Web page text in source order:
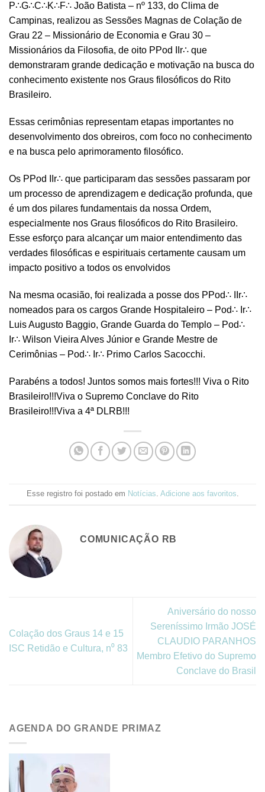
P∴G∴C∴K∴F∴ João Batista – nº 133, do Clima de
Campinas, realizou as Sessões Magnas de Colação de
Grau 22 – Missionário de Economia e Grau 30 –
Missionários da Filosofia, de oito PPod IIr∴ que
demonstraram grande dedicação e motivação na busca do
conhecimento existente nos Graus filosóficos do Rito
Brasileiro.
Essas cerimônias representam etapas importantes no
desenvolvimento dos obreiros, com foco no conhecimento
e na busca pelo aprimoramento filosófico.
Os PPod IIr∴ que participaram das sessões passaram por
um processo de aprendizagem e dedicação profunda, que
é um dos pilares fundamentais da nossa Ordem,
especialmente nos Graus filosóficos do Rito Brasileiro.
Esse esforço para alcançar um maior entendimento das
verdades filosóficas e espirituais certamente causam um
impacto positivo a todos os envolvidos
Na mesma ocasião, foi realizada a posse dos PPod∴ IIr∴
nomeados para os cargos Grande Hospitaleiro – Pod∴ Ir∴
Luis Augusto Baggio, Grande Guarda do Templo – Pod∴
Ir∴ Wilson Vieira Alves Júnior e Grande Mestre de
Cerimônias – Pod∴ Ir∴ Primo Carlos Sacocchi.
Parabéns a todos! Juntos somos mais fortes!!! Viva o Rito
Brasileiro!!!Viva o Supremo Conclave do Rito
Brasileiro!!!Viva a 4ª DLRB!!!
Esse registro foi postado em Notícias Adicione aos favoritos
COMUNICAÇÃO RB
Colação dos Graus 14 e 15
ISC Retidão e Cultura, n⁰ 83
Aniversário do nosso
Sereníssimo Irmão JOSÉ
CLAUDIO PARANHOS
Membro Efetivo do Supremo
Conclave do Brasil
AGENDA DO GRANDE PRIMAZ